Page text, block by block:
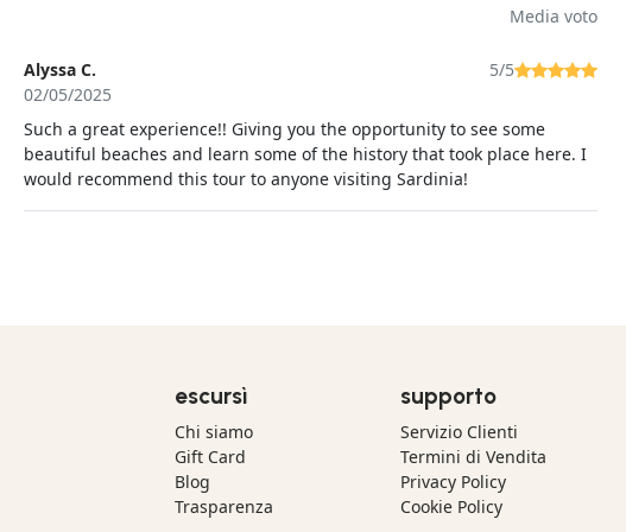
Media voto
Alyssa C.
02/05/2025
5/5
Such a great experience!! Giving you the opportunity to see some
beautiful beaches and learn some of the history that took place here. I
would recommend this tour to anyone visiting Sardinia!
escursì
Chi siamo
Gift Card
Blog
Trasparenza
supporto
Servizio Clienti
Termini di Vendita
Privacy Policy
Cookie Policy